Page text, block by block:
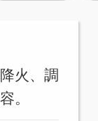
火、調
。